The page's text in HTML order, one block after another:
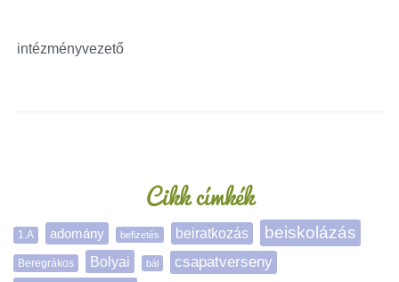
intézményvezető
Cikk címkék
1.A adomány befizetés beiratkozás beiskolázás
Beregrákos Bolyai bál csapatverseny